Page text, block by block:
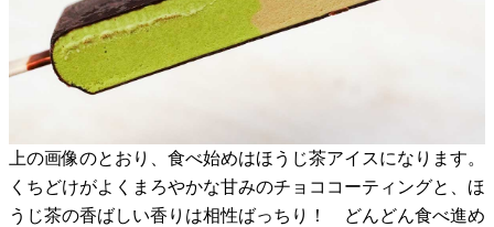
上の画像のとおり、食べ始めはほうじ茶アイスになります。
くちどけがよくまろやかな甘みのチョココーティングと、ほ
うじ茶の香ばしい香りは相性ばっちり！ どんどん食べ進め